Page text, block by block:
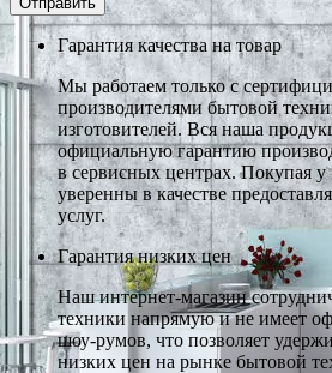
Гарантия качества на товар
Мы работаем только с
производителями бытовой
изготовителей. Вся наша
официальную гарантию
в сервисных центрах. Покупая
уверенны в качестве
услуг.
Гарантия низких цен
Наш интернет-магазин
техники напрямую и не имеет
шоу-румов, что позволяет
низких цен на рынке бытовой